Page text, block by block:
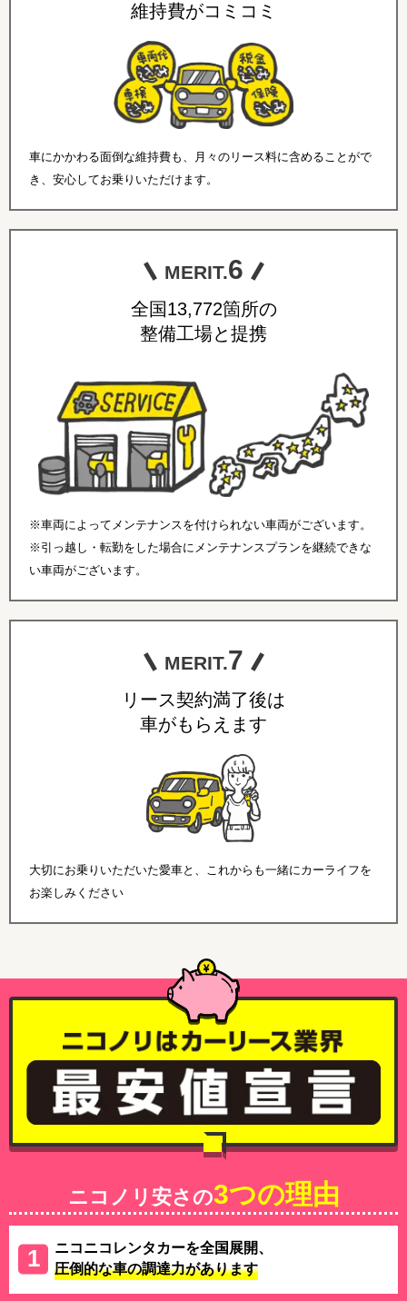
維持費がコミコミ
車にかかわる面倒な維持費も、月々のリース料に含めることがで
き、安心してお乗りいただけます。
MERIT.6
全国13,772箇所の
整備工場と提携
※車両によってメンテナンスを付けられない車両がございます。
※引っ越し・転勤をした場合にメンテナンスプランを継続できな
い車両がございます。
MERIT.7
リース契約満了後は
車がもらえます
大切にお乗りいただいた愛車と、これからも一緒にカーライフを
お楽しみください
ニコノリ安さの3つの理由
ニコニコレンタカーを全国展開、
圧倒的な車の調達力があります